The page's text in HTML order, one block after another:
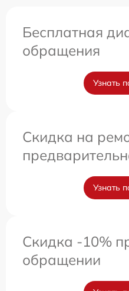
Бесплатная
обращения
Узнать
Скидка на
Узнать
Скидка -10%
обращении